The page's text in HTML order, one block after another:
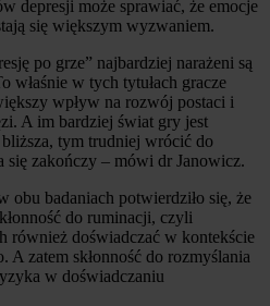
depresji może sprawiać, że emocje
się większym wyzwaniem.
po grze” najbardziej narażeni są
właśnie w tych tytułach gracze
wpływ na rozwój postaci i
A im bardziej świat gry jest
tym trudniej wrócić do
zakończy – mówi dr Janowicz.
badaniach potwierdziło się, że
do ruminacji, czyli
również doświadczać w kontekście
A zatem skłonność do rozmyślania
w doświadczaniu